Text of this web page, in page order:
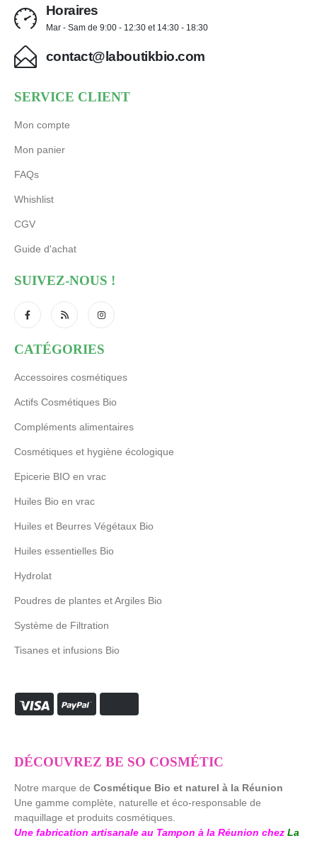
Horaires
Mar - Sam de 9:00 - 12:30 et 14:30 - 18:30
contact@laboutikbio.com
SERVICE CLIENT
Mon compte
Mon panier
FAQs
Whishlist
CGV
Guide d'achat
SUIVEZ-NOUS !
CATÉGORIES
Accessoires cosmétiques
Actifs Cosmétiques Bio
Compléments alimentaires
Cosmétiques et hygiène écologique
Epicerie BIO en vrac
Huiles Bio en vrac
Huiles et Beurres Végétaux Bio
Huiles essentielles Bio
Hydrolat
Poudres de plantes et Argiles Bio
Système de Filtration
Tisanes et infusions Bio
DÉCOUVREZ BE SO COSMÉTIC
Notre marque de Cosmétique Bio et naturel à la Réunion
Une gamme complète, naturelle et éco-responsable de
maquillage et produits cosmétiques.
Une fabrication artisanale au Tampon à la Réunion chez La